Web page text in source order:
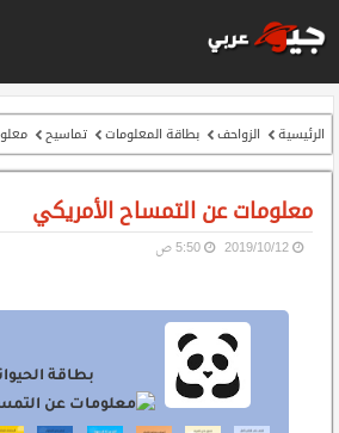
الرئيسية الزواحف بطاقة المعلومات تماسيح
معلومات عن التمساح الأمريكي
12‏/10‏/2019 5:50 ص
بطاقة